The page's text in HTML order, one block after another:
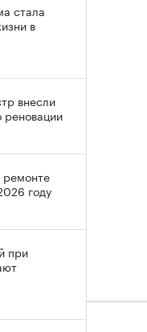
стала
в
внесли
ремонте
году
при